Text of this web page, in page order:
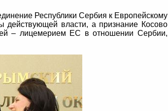
Республики Сербия к Европейскому
власти, а признание Косово
– лицемерием ЕС в отношении Сербии,